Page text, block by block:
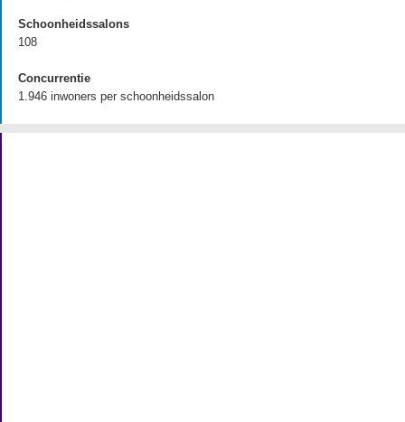
Schoonheidssalons
108
Concurrentie
1.946 inwoners per schoonheidssalon